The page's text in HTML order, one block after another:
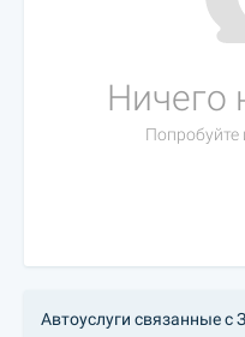
Ничего
Автоуслуги связанные с